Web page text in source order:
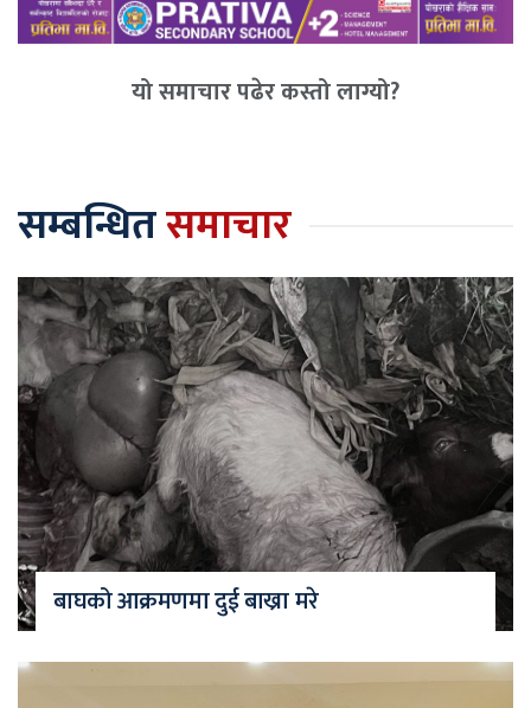
यो समाचार पढेर कस्तो लाग्यो?
सम्बन्धितसमाचार
बाघको आक्रमणमा दुई बाख्रा मरे